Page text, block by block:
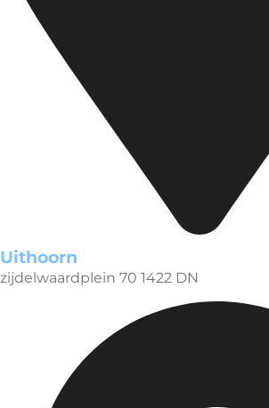
Uithoorn
zijdelwaardplein 70 1422 DN